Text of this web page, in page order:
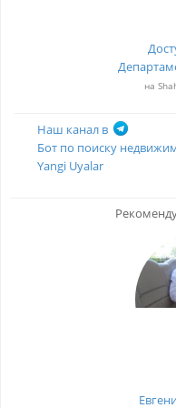
на
Наш канал в
Бот по поиску
Yangi Uyalar